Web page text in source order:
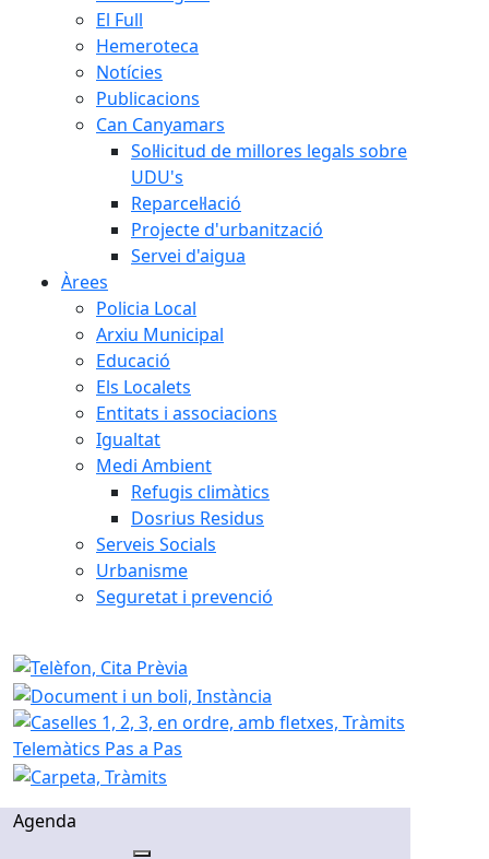
El Full
Hemeroteca
Notícies
Publicacions
Can Canyamars
Sol·licitud de millores legals sobre
UDU's
Reparcel·lació
Projecte d'urbanització
Servei d'aigua
Àrees
Policia Local
Arxiu Municipal
Educació
Els Localets
Entitats i associacions
Igualtat
Medi Ambient
Refugis climàtics
Dosrius Residus
Serveis Socials
Urbanisme
Seguretat i prevenció
Agenda